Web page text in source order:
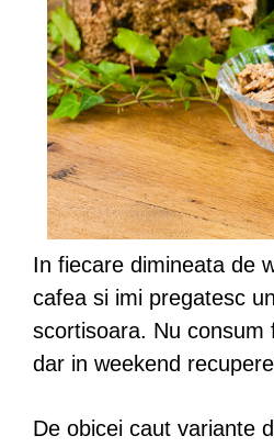
In fiecare dimineata de
cafea si imi pregatesc
scortisoara. Nu consum
dar in weekend
De obicei caut variante